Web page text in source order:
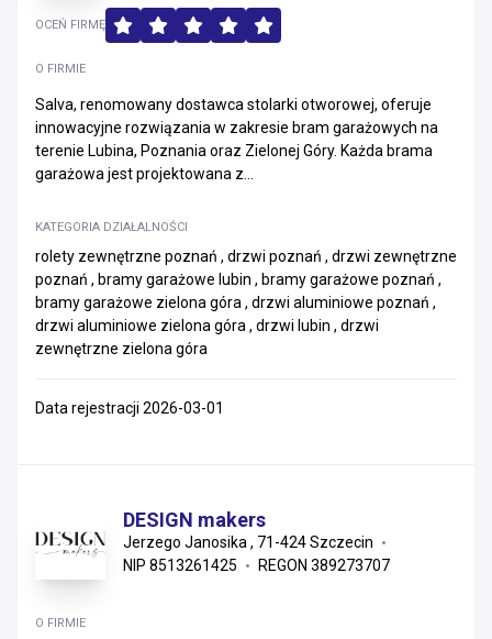
O FIRMIE
Salva, renomowany dostawca stolarki otworowej, oferuje
innowacyjne rozwiązania w zakresie bram garażowych na
terenie Lubina, Poznania oraz Zielonej Góry. Każda brama
garażowa jest projektowana z...
KATEGORIA DZIAŁALNOŚCI
rolety zewnętrzne poznań , drzwi poznań , drzwi zewnętrzne
poznań , bramy garażowe lubin , bramy garażowe poznań ,
bramy garażowe zielona góra , drzwi aluminiowe poznań ,
drzwi aluminiowe zielona góra , drzwi lubin , drzwi
zewnętrzne zielona góra
OCEŃ FIRMĘ
Data rejestracji 2026-03-01
DESIGN makers
Jerzego Janosika , 71-424 Szczecin
NIP 8513261425
REGON 389273707
O FIRMIE